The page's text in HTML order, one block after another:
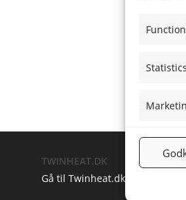
Statistics
TWINHEAT.DK
Gå til Twinheat.dk